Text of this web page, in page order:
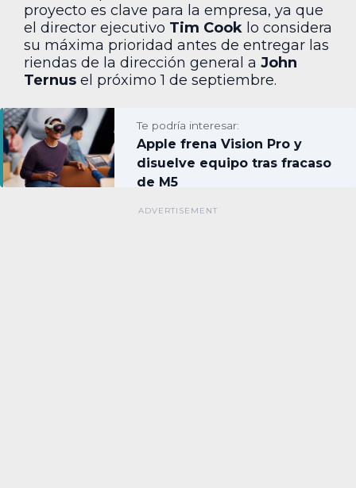
proyecto es clave para la empresa, ya que
el director ejecutivo Tim Cook lo considera
su máxima prioridad antes de entregar las
riendas de la dirección general a John
Ternus el próximo 1 de septiembre.
Te podría interesar:
Apple frena Vision Pro y
disuelve equipo tras fracaso
de M5